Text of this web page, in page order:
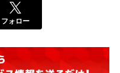
フォロー